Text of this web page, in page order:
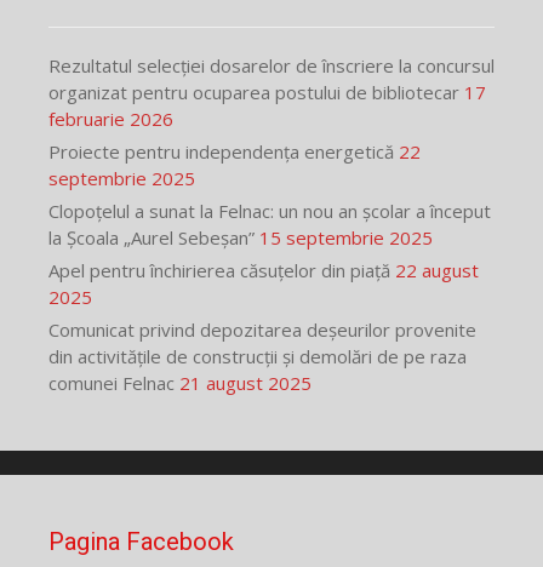
Rezultatul selecției dosarelor de înscriere la concursul
organizat pentru ocuparea postului de bibliotecar 17
februarie 2026
Proiecte pentru independența energetică 22
septembrie 2025
Clopoțelul a sunat la Felnac: un nou an școlar a început
la Școala „Aurel Sebeșan” 15 septembrie 2025
Apel pentru închirierea căsuțelor din piață 22 august
2025
Comunicat privind depozitarea deșeurilor provenite
din activitățile de construcții și demolări de pe raza
comunei Felnac 21 august 2025
Pagina Facebook